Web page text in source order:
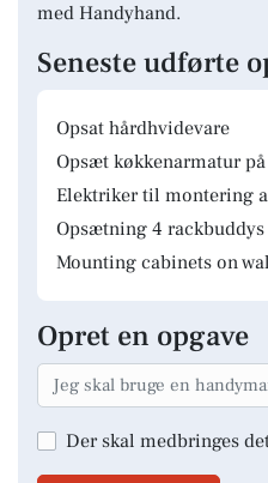
med Handyhand.
Seneste udførte
Opsat hårdhvidevare
Opsæt køkkenarmatur
Elektriker til montering
Opsætning 4 rackbuddys
Mounting cabinets on
Opret en opgave
Der skal medbringes